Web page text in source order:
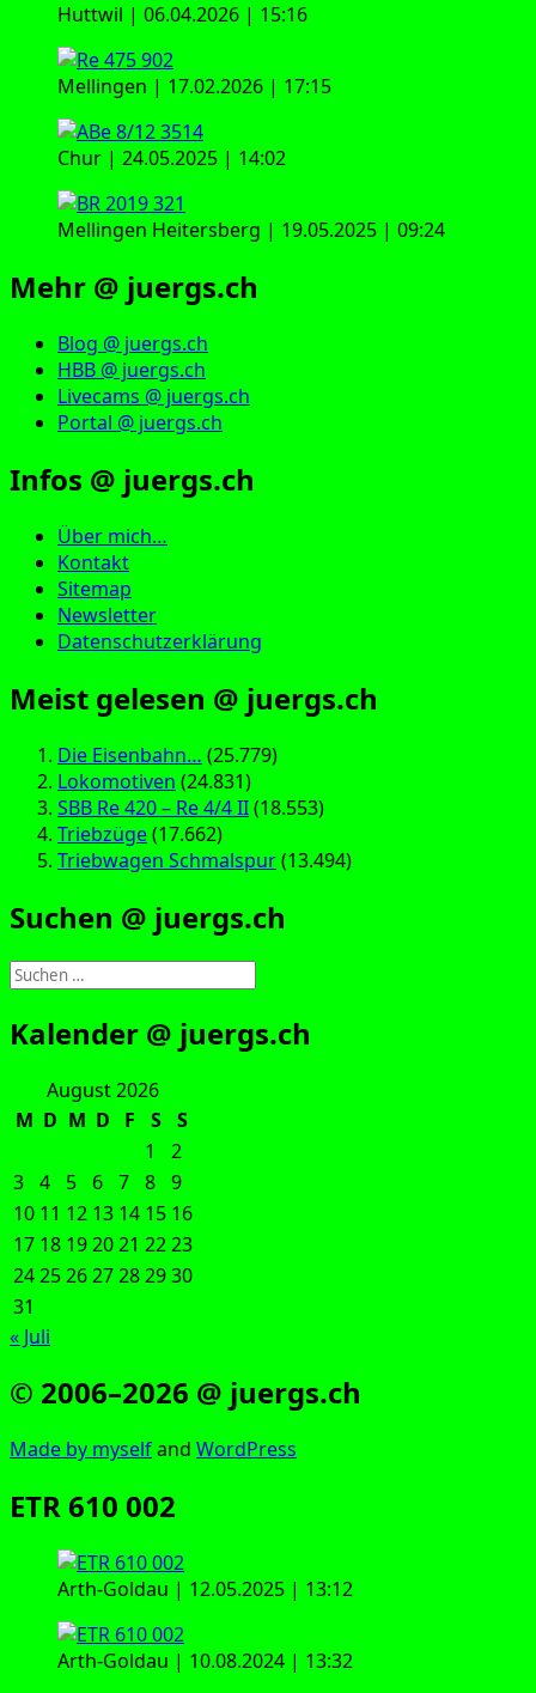
Huttwil | 06.04.2026 | 15:16
Mellingen | 17.02.2026 | 17:15
Chur | 24.05.2025 | 14:02
Mellingen Heitersberg | 19.05.2025 | 09:24
Mehr @ juergs.ch
Blog @ juergs.ch
HBB @ juergs.ch
Livecams @ juergs.ch
Portal @ juergs.ch
Infos @ juergs.ch
Über mich…
Kontakt
Sitemap
Newsletter
Datenschutzerklärung
Meist gelesen @ juergs.ch
Die Eisenbahn… (25.779)
Lokomotiven (24.831)
SBB Re 420 – Re 4/4 II(18.553)
Triebzüge(17.662)
Triebwagen Schmalspur(13.494)
Suchen @ juergs.ch
Suchen
nach:
Kalender @ juergs.ch
August 2026
M D M D F S
S
1
2
3 4 5 6 7 8 9
10 11 12 13 14 15 16
17 18 192021 2223
24252627282930
31
« Juli
© 2006–2026 @ juergs.ch
Made by mys­elfand Word­Press
ETR 610 002
Arth-Gold­au | 12.05.2025 | 13:12
Arth-Gold­au | 10.08.2024 | 13:32